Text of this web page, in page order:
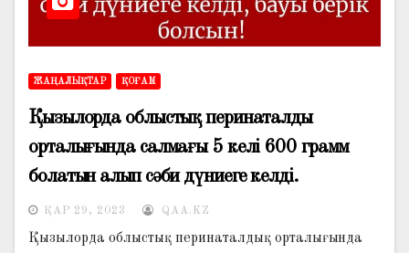
ЖАҢАЛЫҚТАР ҚОҒАМ
Қызылорда облыстық перинаталды
орталығында салмағы 5 келі 600 грамм
болатын алып сәби дүниеге келді.
ҚАР 29, 2023 QAA.KZ
Қызылорда облыстық перинаталдық орталығында